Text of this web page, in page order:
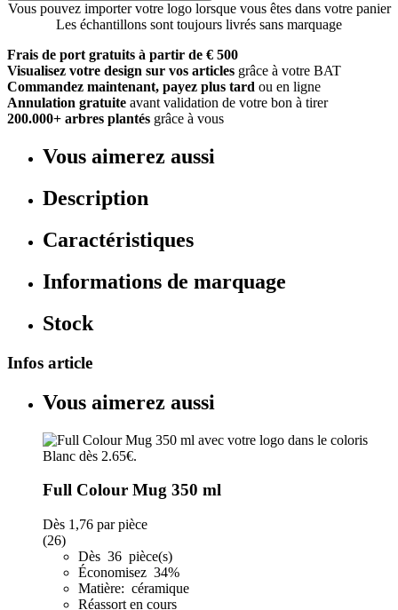
Vous pouvez importer votre logo lorsque vous êtes dans votre panier
Les échantillons sont toujours livrés sans marquage
Frais de port gratuits à partir de € 500
Visualisez votre design sur vos articles grâce à votre BAT
Commandez maintenant, payez plus tard ou en ligne
Annulation gratuite avant validation de votre bon à tirer
200.000+ arbres plantés grâce à vous
Vous aimerez aussi
Description
Caractéristiques
Informations de marquage
Stock
Infos article
Vous aimerez aussi
Full Colour Mug 350 ml
Dès 1,76 par pièce
(26)
Dès 36 pièce(s)
Économisez 34%
Matière: céramique
Réassort en cours